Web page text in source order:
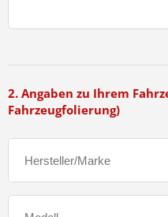
2. Angaben zu Ihrem
Fahrzeugfolierung)